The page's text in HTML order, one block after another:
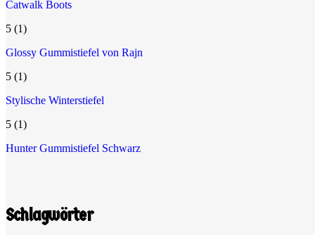
Catwalk Boots
5 (1)
Glossy Gummistiefel von Rajn
5 (1)
Stylische Winterstiefel
5 (1)
Hunter Gummistiefel Schwarz
Schlagwörter